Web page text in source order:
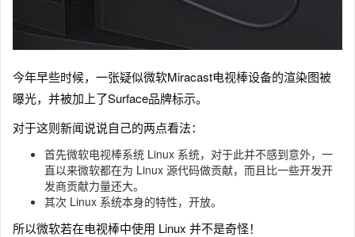
今年早些时候，一张疑似微软Miracast电视棒设备的渲染图被
曝光，并被加上了Surface品牌标示。
对于这则新闻说说自己的两点看法：
首先微软电视棒系统 Linux 系统，对于此并不感到意外，一
直以来微软都在为 Linux 源代码做贡献，而且比一些开发开
发商贡献力量还大。
其次 Linux 系统本身的特性，开放。
所以微软若在电视棒中使用 Linux 并不是奇怪！